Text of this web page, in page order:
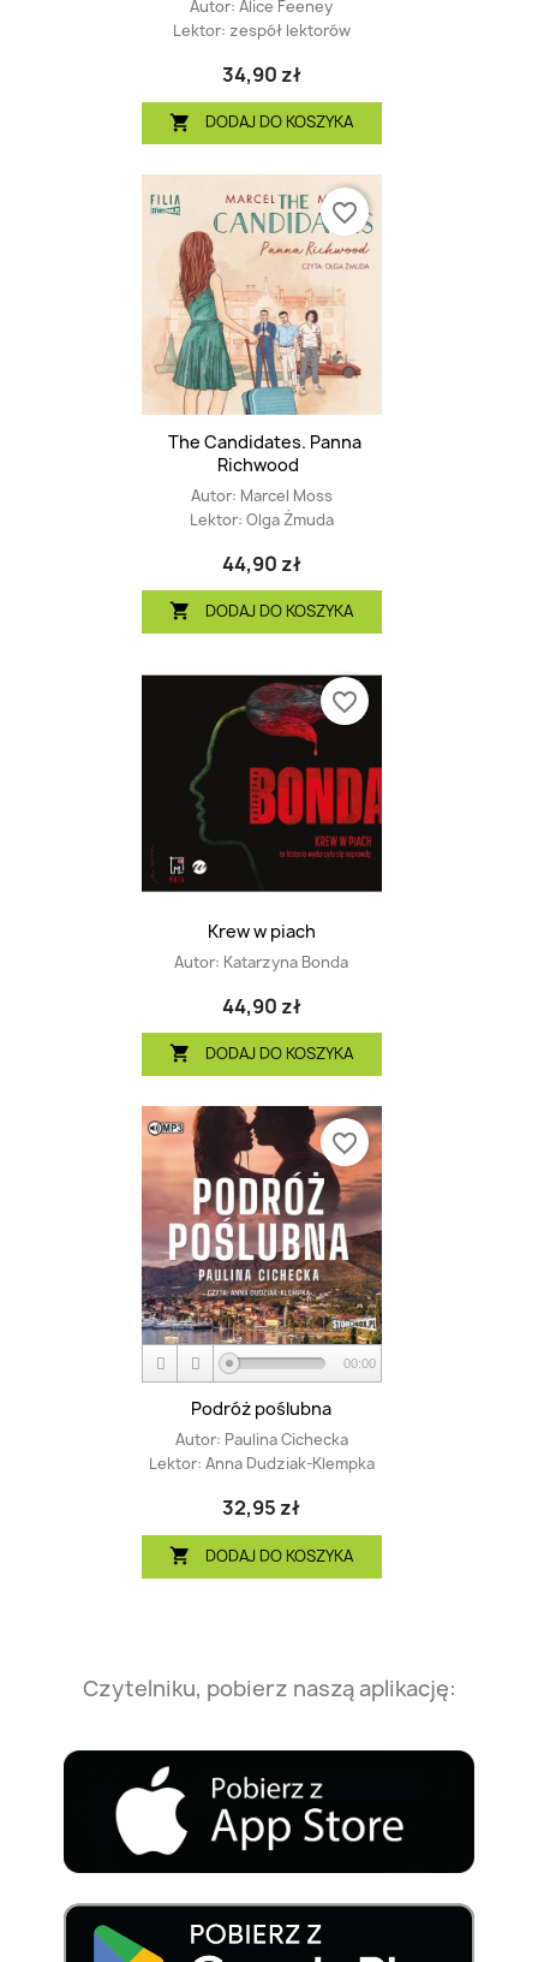
Autor: Alice Feeney
Lektor: zespół lektorów
34,90 zł
 DODAJ DO KOSZYKA
The Candidates. Panna
Richwood
Autor: Marcel Moss
Lektor: Olga Żmuda
44,90 zł
 DODAJ DO KOSZYKA
favorite_border
Krew w piach
Autor: Katarzyna Bonda
44,90 zł
 DODAJ DO KOSZYKA
favorite_border
00:00
Podróż poślubna
Autor: Paulina Cichecka
Lektor: Anna Dudziak-Klempka
32,95 zł
 DODAJ DO KOSZYKA
favorite_border
Czytelniku, pobierz naszą aplikację: